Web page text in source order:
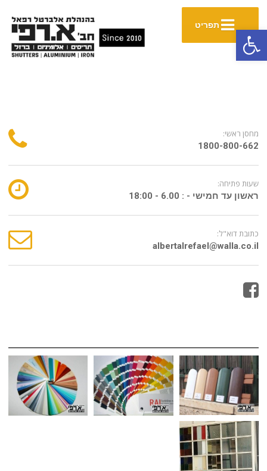
פתח סרגל נגישותתפריט
מחסן ראשי:
1800-800-662
שעות פתיחה:
ראשון עד חמישי - : 6.00 - 18:00
כתובת דוא"ל:
albertalrefael@walla.co.il